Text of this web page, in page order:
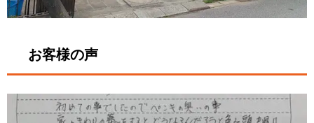
お客様の声